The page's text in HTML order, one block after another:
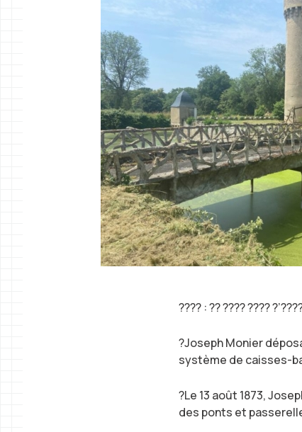
???? : ?? ???? ????
?Joseph Monier
système de caisses-
?Le 13 août 1873,
des ponts et